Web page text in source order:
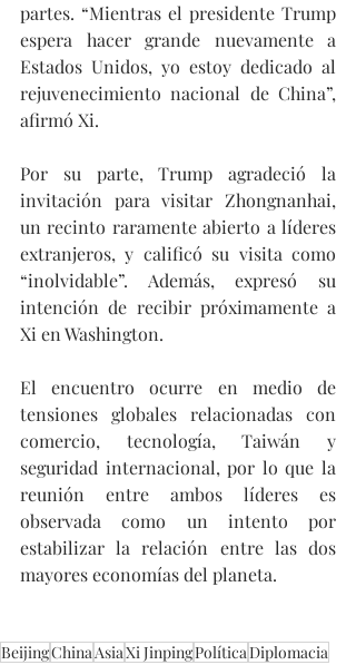
partes. “Mientras el presidente Trump
espera hacer grande nuevamente a
Estados Unidos, yo estoy dedicado al
rejuvenecimiento nacional de China”,
afirmó Xi.
Por su parte, Trump agradeció la
invitación para visitar Zhongnanhai,
un recinto raramente abierto a líderes
extranjeros, y calificó su visita como
“inolvidable”. Además, expresó su
intención de recibir próximamente a
Xi en Washington.
El encuentro ocurre en medio de
tensiones globales relacionadas con
comercio, tecnología, Taiwán y
seguridad internacional, por lo que la
reunión entre ambos líderes es
observada como un intento por
estabilizar la relación entre las dos
mayores economías del planeta.
BeijingChinaAsiaXi JinpingPolíticaDiplomacia